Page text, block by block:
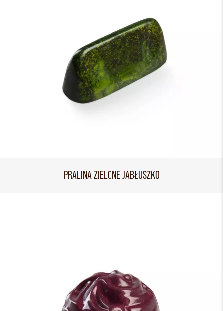
PRALINA ZIELONE JABŁUSZKO